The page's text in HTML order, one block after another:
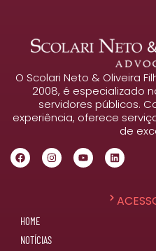
O Scolari Neto & Oliveira
2008, é especializado
servidores públicos.
experiência, oferece
de
HOME
NOTÍCIAS